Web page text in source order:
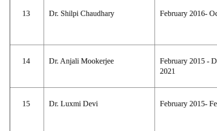
13 Dr. Shilpi Chaudhary February 2016-
14 Dr. Anjali Mookerjee
February 2015 -
2021
15 Dr. Luxmi Devi February 2015-